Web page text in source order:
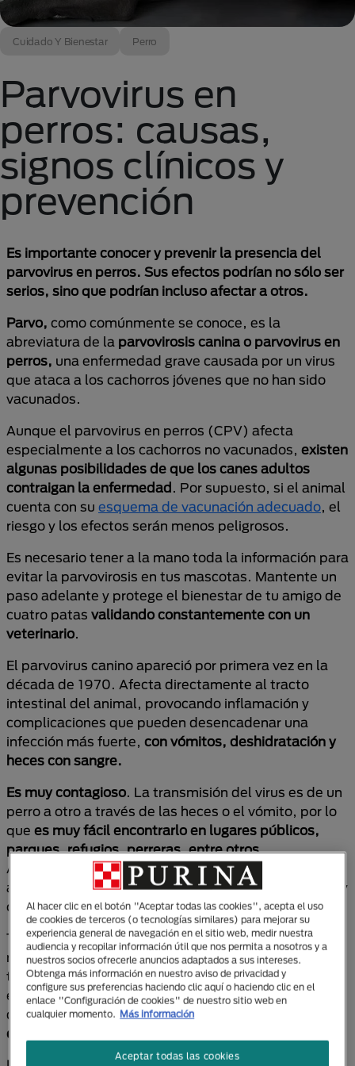
Cuidado Y Bienestar Perro
Parvovirus en
perros: causas,
signos clínicos y
prevención
Es importante conocer y prevenir la presencia del
parvovirus en perros. Sus efectos podrían no sólo ser
serios, sino que podrían incluso afectar a otros.
Parvo, como comúnmente se conoce, es la
abreviatura de la parvovirosis canina o parvovirus en
perros, una enfermedad grave causada por un virus
que ataca a los cachorros jóvenes que no han sido
vacunados.
Aunque el parvovirus en perros (CPV) afecta
especialmente a los cachorros no vacunados, existen
algunas posibilidades de que los canes adultos
contraigan la enfermedad. Por supuesto, si el animal
cuenta con su esquema de vacunación adecuado, el
riesgo y los efectos serán menos peligrosos.
Es necesario tener a la mano toda la información para
evitar la parvovirosis en tus mascotas. Mantente un
paso adelante y protege el bienestar de tu amigo de
cuatro patas validando constantemente con un
veterinario.
El parvovirus canino apareció por primera vez en la
década de 1970. Afecta directamente al tracto
intestinal del animal, provocando inflamación y
complicaciones que pueden desencadenar una
infección más fuerte, con vómitos, deshidratación y
heces con sangre.
Es muy contagioso. La transmisión del virus es de un
perro a otro a través de las heces o el vómito, por lo
que es muy fácil encontrarlo en lugares públicos,
parques, refugios, perreras, entre otros.
Adicionalmente, es adaptable y resistente al medio
ambiente, con elevada resistencia a factores físicos y
químicos.
Tiene una mayor tendencia a instalarse en células de
reproducción rápida como las intestinales, o de
tejidos del sistema inmunológico o fetales. Con esto
en mente, no sorprende que los principales síntomas
del parvovirus sean:diarrea con sangre, vómito,
deshidratación, letargo y pérdida de apetito
Al hacer clic en el botón "Aceptar todas las cookies", acepta el uso
de cookies de terceros (o tecnologías similares) para mejorar su
experiencia general de navegación en el sitio web, medir nuestra
audiencia y recopilar información útil que nos permita a nosotros y a
nuestros socios ofrecerle anuncios adaptados a sus intereses.
Obtenga más información en nuestro aviso de privacidad y
configure sus preferencias haciendo clic aquí o haciendo clic en el
enlace "Configuración de cookies" de nuestro sitio web en
cualquier momento. Más información
Aceptar todas las cookies